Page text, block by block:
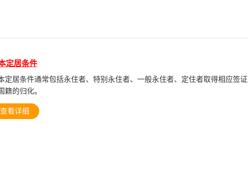
定居条件
定居条件通常包括永住者、特别永住者、一般永住者、定住者取得相应签
籍的归化。
查看详细